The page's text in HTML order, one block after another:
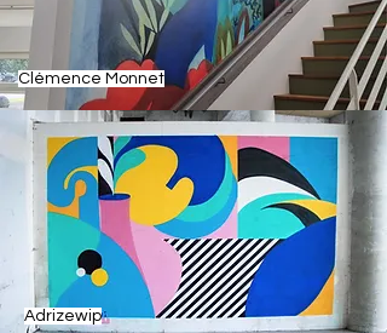
Clémence Monnet
Adrizewip